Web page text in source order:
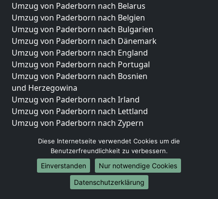
Umzug von Paderborn nach Belarus
Umzug von Paderborn nach Belgien
Umzug von Paderborn nach Bulgarien
Umzug von Paderborn nach Dänemark
Umzug von Paderborn nach England
Umzug von Paderborn nach Portugal
Umzug von Paderborn nach Bosnien
und Herzegowina
Umzug von Paderborn nach Irland
Umzug von Paderborn nach Lettland
Umzug von Paderborn nach Zypern
Umzug von Paderborn nach Estland
Umzug von Paderborn nach Finnland
Umzug von Paderborn nach Frankreich
Umzug von Paderborn nach Griechenland
Diese Internetseite verwendet Cookies um die
Benutzerfreundlichkeit zu verbessern.
Einverstanden
Nur notwendige Cookies
Datenschutzerklärung